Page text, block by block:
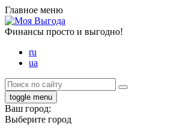
Главное меню
Финансы просто и выгодно!
ru
ua
toggle menu
Ваш город:
Выберите город